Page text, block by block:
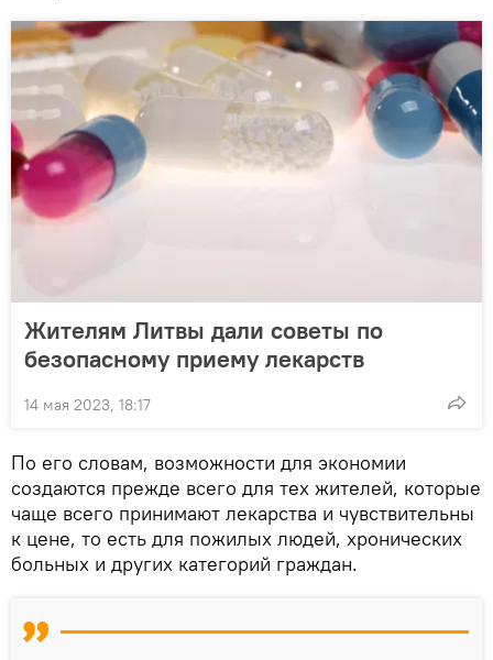
Жителям Литвы дали советы по
безопасному приему лекарств
14 мая 2023, 18:17
По его словам, возможности для экономии
создаются прежде всего для тех жителей, которые
чаще всего принимают лекарства и чувствительны
к цене, то есть для пожилых людей, хронических
больных и других категорий граждан.